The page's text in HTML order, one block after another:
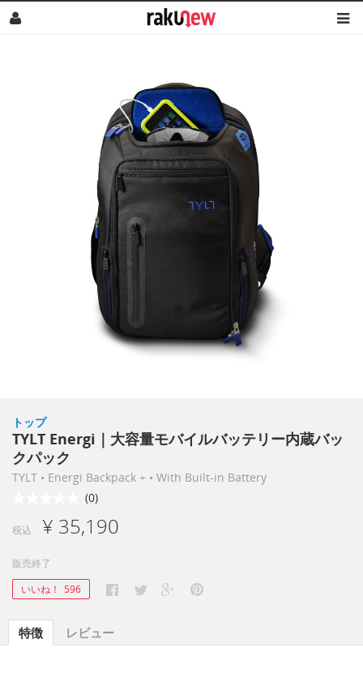
トップ
TYLT Energi｜大容量モバイルバッテリー内蔵バッ
クパック
TYLT • Energi Backpack + • With Built-in Battery
(0)
税込 ¥ 35,190
販売終了
いいね！ 596
特徴 レビュー